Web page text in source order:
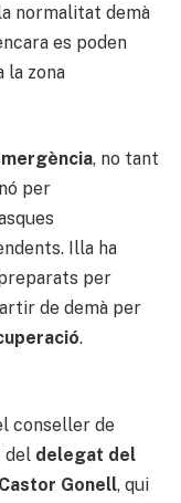
normalitat demà
es poden
la zona
, no tant
per
Illa ha
per
de demà per
.
conseller de
del delegat del
Gonell, qui